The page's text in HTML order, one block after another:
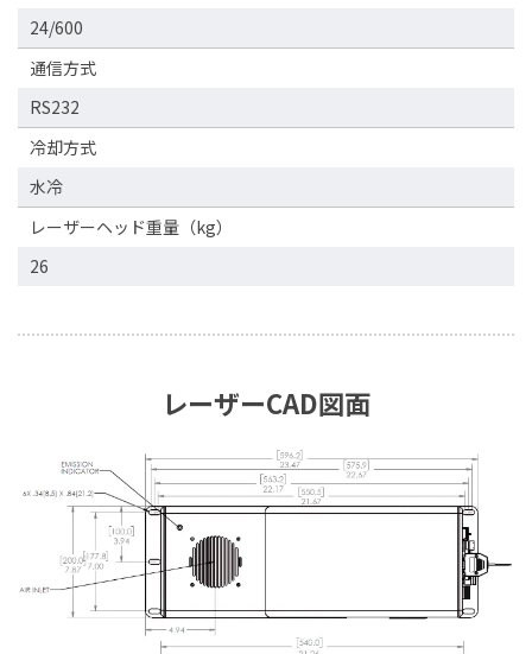
24/600
通信方式
RS232
冷却方式
水冷
レーザーヘッド重量（kg）
26
レーザーCAD図面